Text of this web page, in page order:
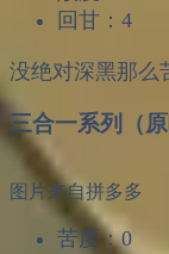
回甘：4
没绝对深黑那么
三合一系列（
图片来自拼多多
苦度：0